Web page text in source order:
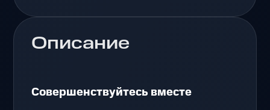
Описание
Совершенствуйтесь вместе